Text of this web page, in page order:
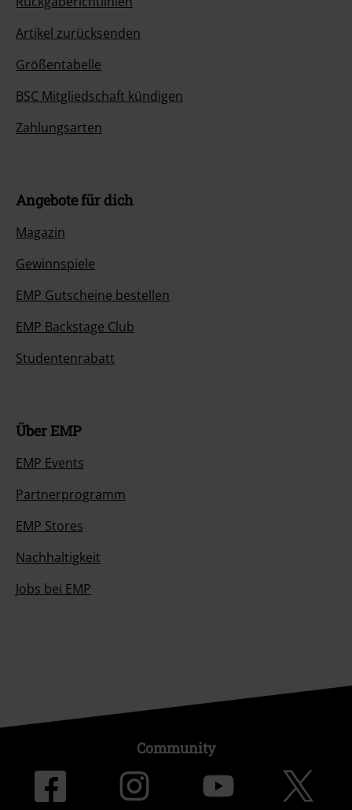
Artikel zurücksenden
Größentabelle
BSC Mitgliedschaft kündigen
Zahlungsarten
Angebote für dich
Magazin
Gewinnspiele
EMP Gutscheine bestellen
EMP Backstage Club
Studentenrabatt
Über EMP
EMP Events
Partnerprogramm
EMP Stores
Nachhaltigkeit
Jobs bei EMP
Community